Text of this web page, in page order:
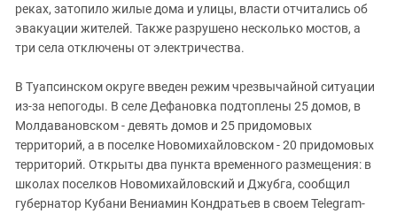
СКФО
Ставропольский край
Южная Осетия
ЮФО
реках, затопило жилые дома и улицы, власти отчитались об
эвакуации жителей. Также разрушено несколько мостов, а
три села отключены от электричества.
В Туапсинском округе введен режим чрезвычайной ситуации
из-за непогоды. В селе Дефановка подтоплены 25 домов, в
Молдавановском - девять домов и 25 придомовых
территорий, а в поселке Новомихайловском - 20 придомовых
территорий. Открыты два пункта временного размещения: в
школах поселков Новомихайловский и Джубга, сообщил
губернатор Кубани Вениамин Кондратьев в своем Telegram-